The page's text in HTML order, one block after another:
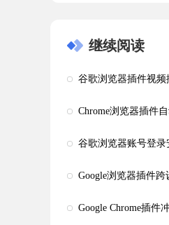
继续阅读
谷歌浏览器插件视
Chrome浏览器插件
谷歌浏览器账号登
Google浏览器插件
Google Chrome插件